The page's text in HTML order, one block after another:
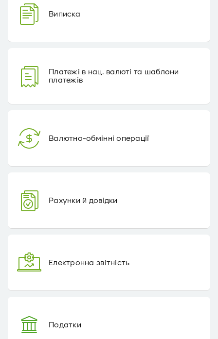
Виписка
Платежі в нац. валюті та шаблони
платежів
Валютно-обмінні операції
Рахунки й довідки
Електронна звітність
Податки